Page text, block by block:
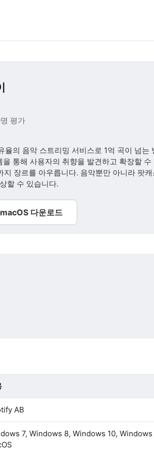
평가
율의 음악 스트리밍 서비스로 1억 곡이 넘는
통해 사용자의 취향을 발견하고 확장할 수
지 장르를 아우릅니다. 음악뿐만 아니라 팟
할 수 있습니다.
macOS 다운로드
AB
7, Windows 8, Windows 10, Windows